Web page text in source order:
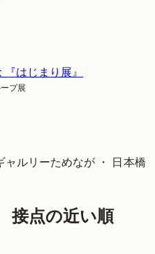
はじまり展』
プ展
ャルリーためなが ・ 日本橋
接点の近い順